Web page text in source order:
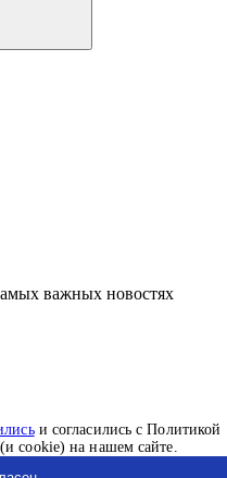
и согласились с Политикой
cookie) на нашем сайте.
важных новостях